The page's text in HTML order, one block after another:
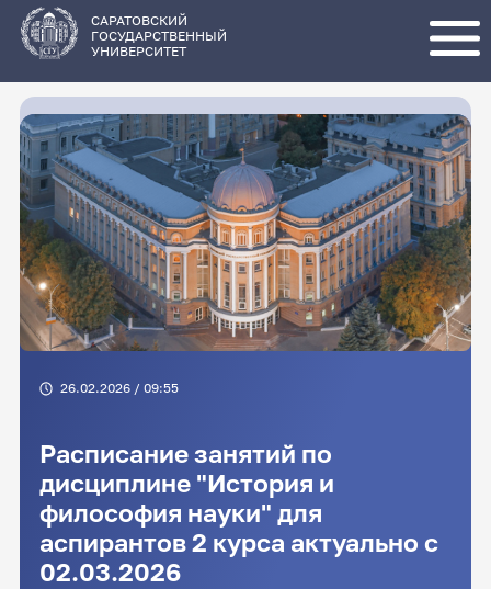
основному
содержанию
САРАТОВСКИЙ
ГОСУДАРСТВЕННЫЙ
УНИВЕРСИТЕТ
26.02.2026 / 09:55
Расписание занятий по
дисциплине "История и
философия науки" для
аспирантов 2 курса актуально с
02.03.2026